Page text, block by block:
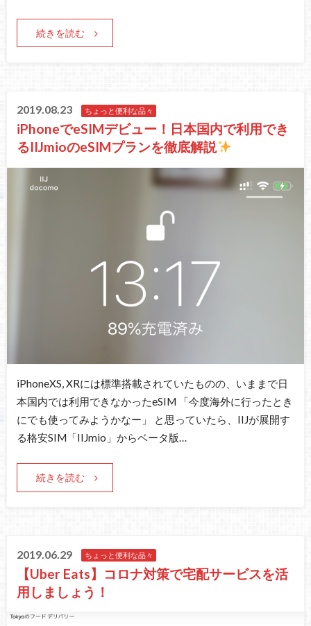
続きを読む
2019.08.23 ちょっと便利な品々
iPhoneでeSIMデビュー！日本国内で利用でき
るIIJmioのeSIMプランを徹底解説
iPhoneXS, XRには標準搭載されていたものの、いままで日
本国内では利用できなかったeSIM 「今度海外に行ったとき
にでも使ってみようかなー」 と思っていたら、IIJが展開す
る格安SIM「IIJmio」からベータ版…
続きを読む
2019.06.29 ちょっと便利な品々
【Uber Eats】コロナ対策で宅配サービスを活
用しましょう！